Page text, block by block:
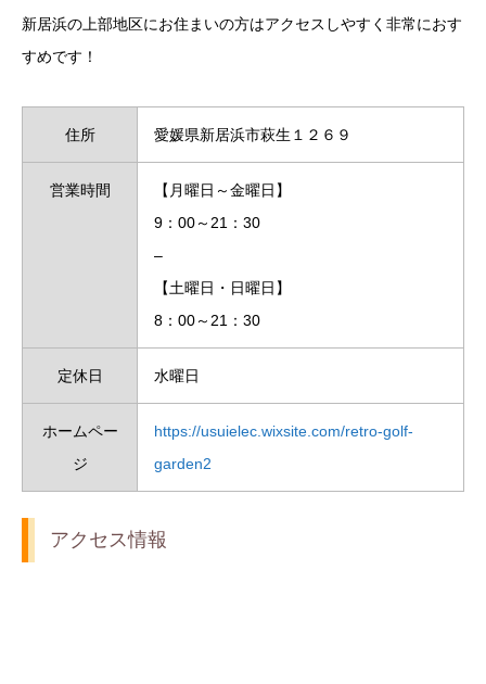
新居浜の上部地区にお住まいの方はアクセスしやすく非常におす
すめです！
住所 愛媛県新居浜市萩生１２６９
営業時間
【月曜日～金曜日】
9：00～21：30
–
【土曜日・日曜日】
8：00～21：30
定休日 水曜日
ホームペー
ジ
https://usuielec.wixsite.com/retro-golf-
garden2
アクセス情報